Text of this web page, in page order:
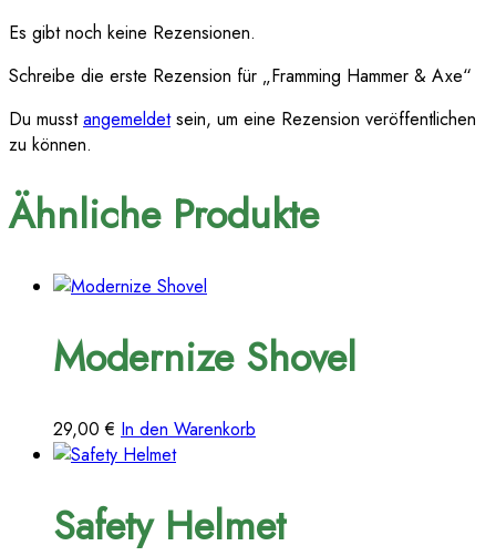
Es gibt noch keine Rezensionen.
Schreibe die erste Rezension für „Framming Hammer & Axe“
Du musstangemeldetsein, um eine Rezension veröffentlichen
zu können.
Ähnliche Produkte
Modernize Shovel
29,00€ In den Warenkorb
Safety Helmet